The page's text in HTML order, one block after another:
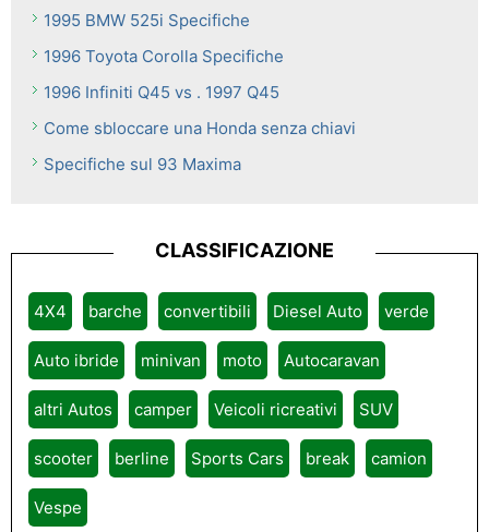
1995 BMW 525i Specifiche
1996 Toyota Corolla Specifiche
1996 Infiniti Q45 vs . 1997 Q45
Come sbloccare una Honda senza chiavi
Specifiche sul 93 Maxima
CLASSIFICAZIONE
4X4 barche convertibili Diesel Auto verde
Auto ibride minivan moto Autocaravan
altri Autos camper Veicoli ricreativi SUV
scooter berline Sports Cars break camion
Vespe